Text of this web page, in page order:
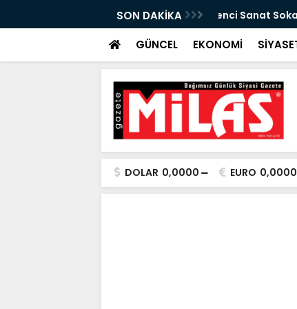
SON DAKİKA
Atıktan Hediyelik Ürünler” “Yaya
GÜNCEL EKONOMİ
DOLAR 0,0000 EURO 0,0000